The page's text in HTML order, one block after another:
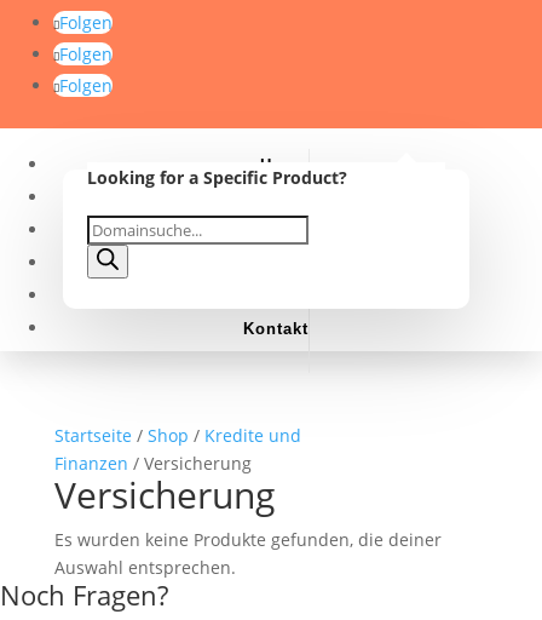
Folgen
Folgen
Folgen
Home
Domainankauf
Kontakt
Looking for a Specific Product?
Products
search
Startseite / Shop / Kredite und
Finanzen / Versicherung
Versicherung
Es wurden keine Produkte gefunden, die deiner
Auswahl entsprechen.
Noch Fragen?